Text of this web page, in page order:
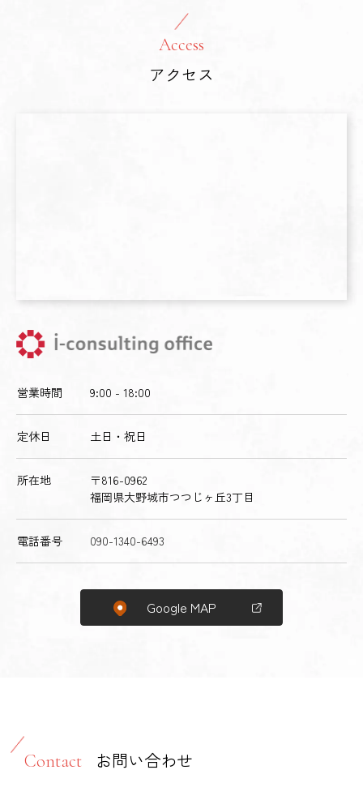
Access
アクセス
営業時間 9:00 - 18:00
定休日 土日・祝日
所在地
〒816-0962
福岡県大野城市つつじヶ丘3丁目
電話番号 090-1340-6493
Google MAP
Contact お問い合わせ